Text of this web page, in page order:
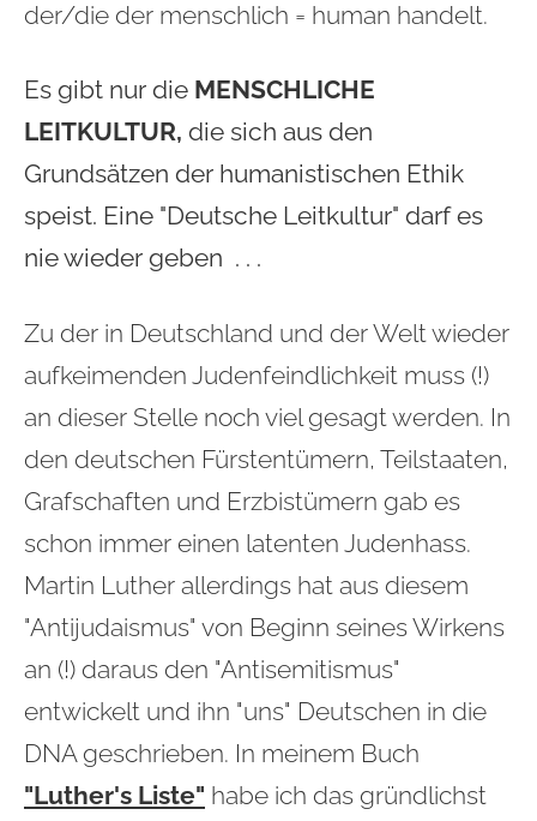
der/die der menschlich = human handelt.
Es gibt nur die MENSCHLICHE
LEITKULTUR, die sich aus den
Grundsätzen der humanistischen Ethik
speist. Eine "Deutsche Leitkultur" darf es
nie wieder geben . . .
Zu der in Deutschland und der Welt wieder
aufkeimenden Judenfeindlichkeit muss (!)
an dieser Stelle noch viel gesagt werden. In
den deutschen Fürstentümern, Teilstaaten,
Grafschaften und Erzbistümern gab es
schon immer einen latenten Judenhass.
Martin Luther allerdings hat aus diesem
"Antijudaismus" von Beginn seines Wirkens
an (!) daraus den "Antisemitismus"
entwickelt und ihn "uns" Deutschen in die
DNA geschrieben. In meinem Buch
"Luther's Liste" habe ich das gründlichst